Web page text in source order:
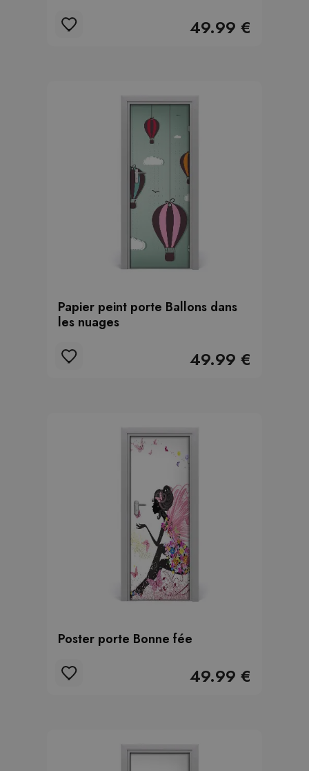
49.99 €
Papier peint porte Ballons dans
les nuages
49.99 €
Poster porte Bonne fée
49.99 €